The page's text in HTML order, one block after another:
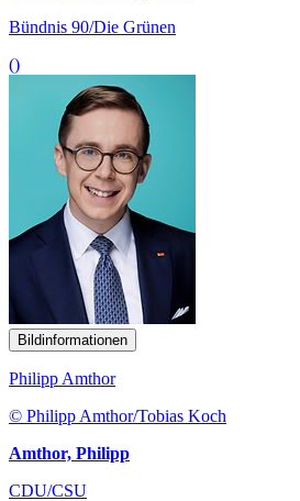
Bündnis 90/Die Grünen
()
Bildinformationen
Philipp Amthor
© Philipp Amthor/Tobias Koch
Amthor, Philipp
CDU/CSU